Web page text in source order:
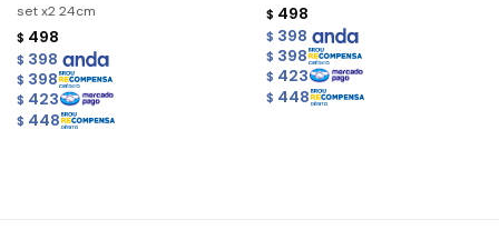
set x2 24cm
$ 498
$ 398
$ 398
$ 423
$ 448
$ 498
$ 398
$ 398
$ 423
$ 448